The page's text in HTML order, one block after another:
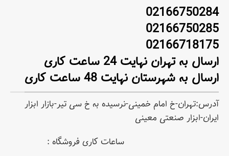
02166750284
02166750285
02166718175
ارسال به تهران نهایت 24 ساعت کاری
ارسال به شهرستان نهایت 48 ساعت کاری
آدرس:تهران-خ امام خمینی-نرسیده به خ سی تیر-بازار ابزار
ایران-ابزار صنعتی معینی
ساعات کاری فروشگاه :